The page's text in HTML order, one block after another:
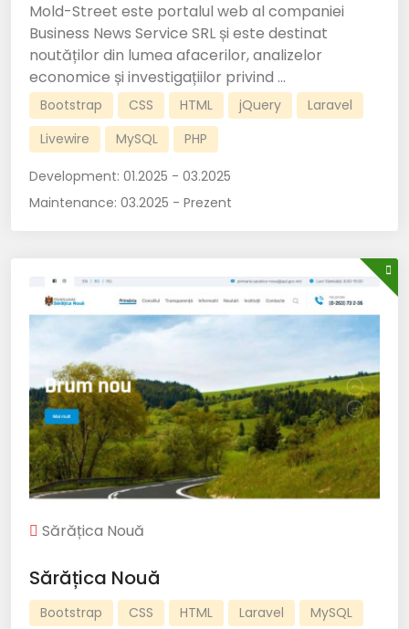
Mold-Street este portalul web al companiei
Business News Service SRL și este destinat
noutăților din lumea afacerilor, analizelor
economice și investigațiilor privind ...
Bootstrap CSS HTML jQuery
Laravel
Livewire
MySQL PHP
Development: 01.2025 - 03.2025
Maintenance: 03.2025 - Prezent
Sărățica Nouă
Sărățica Nouă
Bootstrap CSS HTML Laravel
MySQL